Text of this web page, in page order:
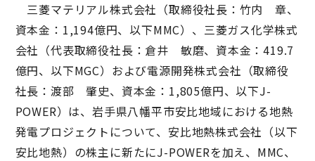
三菱マテリアル株式会社（取締役社長：竹内 章、
資本金：1,194億円、以下MMC）、三菱ガス化学株式
会社（代表取締役社長：倉井 敏磨、資本金：419.7
億円、以下MGC）および電源開発株式会社（取締役
社長：渡部 肇史、資本金：1,805億円、以下J-
POWER）は、岩手県八幡平市安比地域における地熱
発電プロジェクトについて、安比地熱株式会社（以下
安比地熱）の株主に新たにJ-POWERを加え、MMC、